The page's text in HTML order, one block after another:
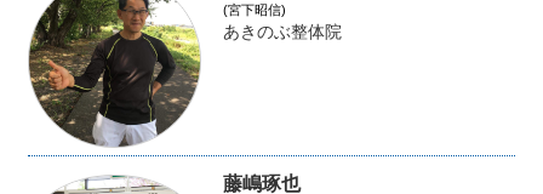
(宮下昭信)
あきのぶ整体院
藤嶋琢也